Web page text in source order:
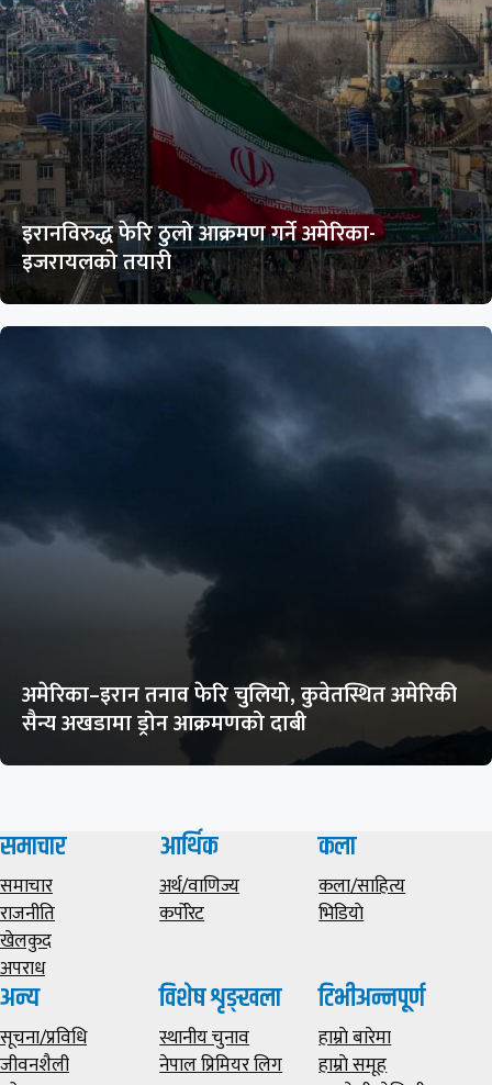
इरानविरुद्ध फेरि ठुलो आक्रमण गर्ने अमेरिका-
इजरायलको तयारी
अमेरिका–इरान तनाव फेरि चुलियो, कुवेतस्थित अमेरिकी
सैन्य अखडामा ड्रोन आक्रमणको दाबी
समाचार
समाचार
राजनीति
खेलकुद
अपराध
आर्थिक
अर्थ/वाणिज्य
कर्पोरेट
कला
कला/साहित्य
भिडियाे
अन्य
सूचना/प्रविधि
जीवनशैली
विशेष शृङ्खला
स्थानीय चुनाव
नेपाल प्रिमियर लिग
टिभीअन्नपूर्ण
हाम्राे बारेमा
हाम्राे समूह